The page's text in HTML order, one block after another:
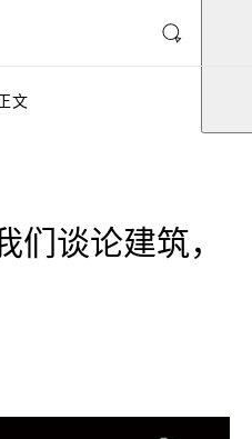
文
谈论建筑，